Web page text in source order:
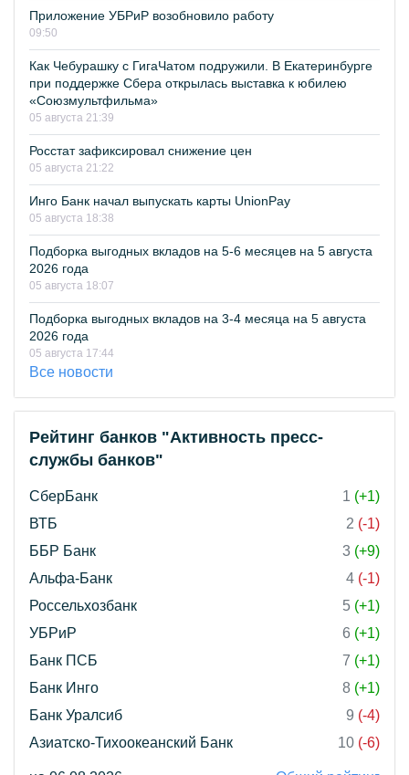
Приложение УБРиР возобновило работу
09:50
Как Чебурашку с ГигаЧатом подружили. В Екатеринбурге
при поддержке Сбера открылась выставка к юбилею
«Союзмультфильма»
05 августа 21:39
Росстат зафиксировал снижение цен
05 августа 21:22
Инго Банк начал выпускать карты UnionPay
05 августа 18:38
Подборка выгодных вкладов на 5-6 месяцев на 5 августа
2026 года
05 августа 18:07
Подборка выгодных вкладов на 3-4 месяца на 5 августа
2026 года
05 августа 17:44
Все новости
Рейтинг банков "Активность пресс-
службы банков"
СберБанк 1 (+1)
ВТБ
2 (-1)
ББР Банк
3 (+9)
Альфа-Банк
4 (-1)
Россельхозбанк
5 (+1)
УБРиР
6 (+1)
Банк ПСБ
7 (+1)
Банк Инго
8 (+1)
Банк Уралсиб
9 (-4)
Азиатско-Тихоокеанский Банк
10 (-6)